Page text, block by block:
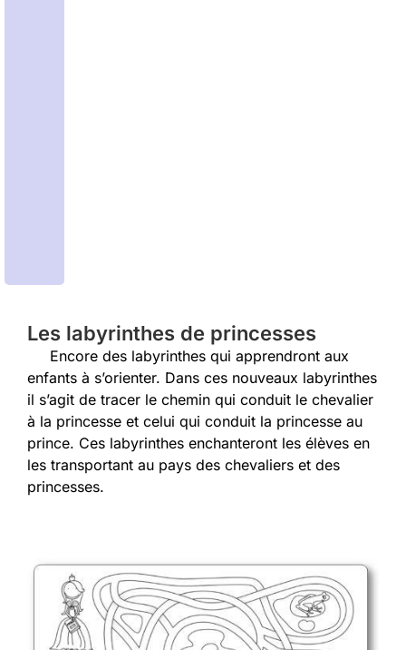
Les labyrinthes de princesses
Encore des labyrinthes qui apprendront aux
enfants à s’orienter. Dans ces nouveaux labyrinthes
il s’agit de tracer le chemin qui conduit le chevalier
à la princesse et celui qui conduit la princesse au
prince. Ces labyrinthes enchanteront les élèves en
les transportant au pays des chevaliers et des
princesses.